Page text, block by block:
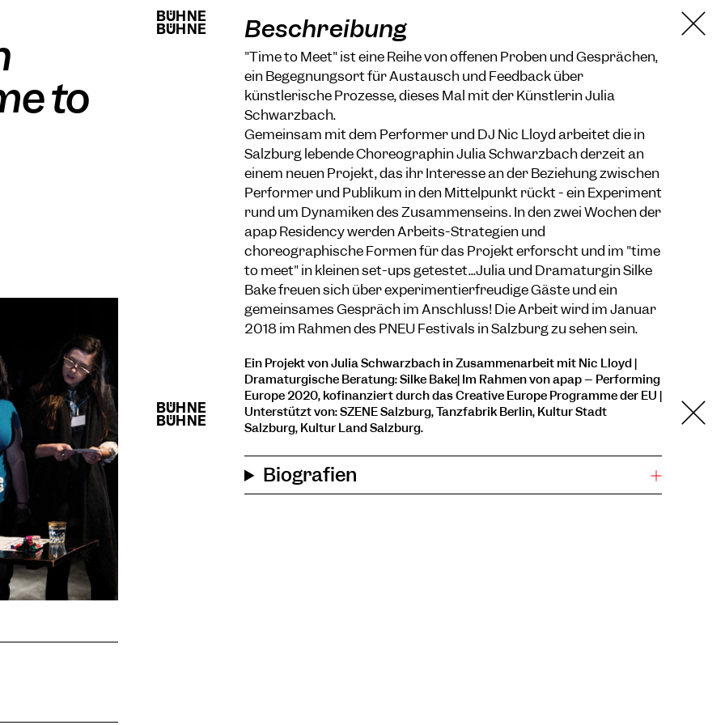
BÜHNE
BÜHNE
BÜHNE
BÜHNE
to
Beschreibung
"Time to Meet" ist eine Reihe von offenen Proben und Gesprächen,
ein Begegnungsort für Austausch und Feedback über
künstlerische Prozesse, dieses Mal mit der Künstlerin Julia
Schwarzbach.
Gemeinsam mit dem Performer und DJ Nic Lloyd arbeitet die in
Salzburg lebende Choreographin Julia Schwarzbach derzeit an
einem neuen Projekt, das ihr Interesse an der Beziehung zwischen
Performer und Publikum in den Mittelpunkt rückt - ein Experiment
rund um Dynamiken des Zusammenseins. In den zwei Wochen der
apap Residency werden Arbeits-Strategien und
choreographische Formen für das Projekt erforscht und im "time
to meet" in kleinen set-ups getestet...Julia und Dramaturgin Silke
Bake freuen sich über experimentierfreudige Gäste und ein
gemeinsames Gespräch im Anschluss! Die Arbeit wird im Januar
2018 im Rahmen des PNEU Festivals in Salzburg zu sehen sein.
Ein Projekt von Julia Schwarzbach in Zusammenarbeit mit Nic Lloyd |
Dramaturgische Beratung: Silke Bake| Im Rahmen von apap – Performing
Europe 2020, kofinanziert durch das Creative Europe Programme der EU |
Unterstützt von: SZENE Salzburg, Tanzfabrik Berlin, Kultur Stadt
Salzburg, Kultur Land Salzburg.
Biografien